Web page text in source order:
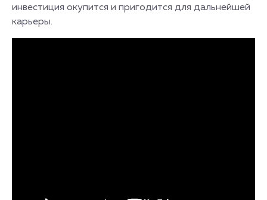
инвестиция окупится и пригодится для дальнейшей
карьеры.